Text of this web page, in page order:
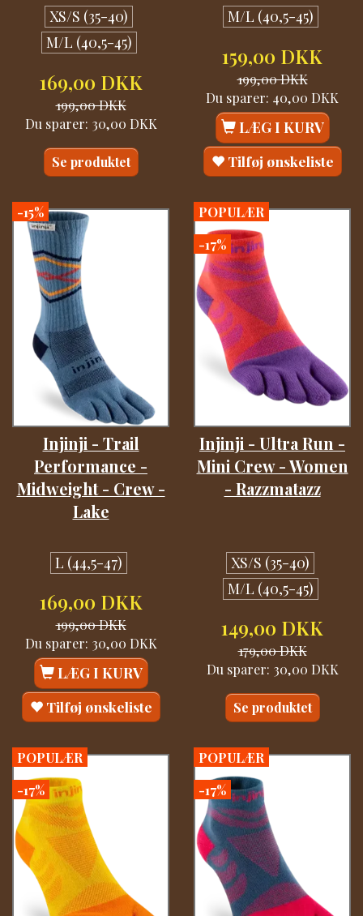
XS/S (35-40)
M/L (40,5-45)
169,00 DKK
199,00 DKK
Du sparer: 30,00 DKK
Se produktet
M/L (40,5-45)
159,00 DKK
199,00 DKK
Du sparer: 40,00 DKK
LÆG I KURV
Tilføj ønskeliste
-15%
Injinji - Trail
Performance -
Midweight - Crew -
Lake
L (44,5-47)
169,00 DKK
199,00 DKK
Du sparer: 30,00 DKK
LÆG I KURV
Tilføj ønskeliste
POPULÆR
-17%
Injinji - Ultra Run -
Mini Crew - Women
- Razzmatazz
XS/S (35-40)
M/L (40,5-45)
149,00 DKK
179,00 DKK
Du sparer: 30,00 DKK
Se produktet
POPULÆR
-17%
POPULÆR
-17%